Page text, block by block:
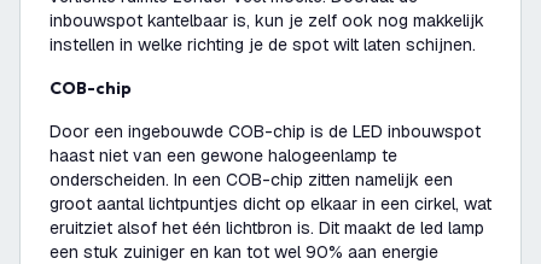
inbouwspot kantelbaar is, kun je zelf ook nog makkelijk
instellen in welke richting je de spot wilt laten schijnen.
COB-chip
Door een ingebouwde COB-chip is de LED inbouwspot
haast niet van een gewone halogeenlamp te
onderscheiden. In een COB-chip zitten namelijk een
groot aantal lichtpuntjes dicht op elkaar in een cirkel, wat
eruitziet alsof het één lichtbron is. Dit maakt de led lamp
een stuk zuiniger en kan tot wel 90% aan energie